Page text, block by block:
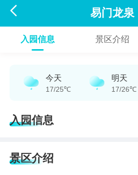
 易门龙泉
入园信息 景区介绍
今天
17/25℃
明天
17/26℃
入园信息
景区介绍